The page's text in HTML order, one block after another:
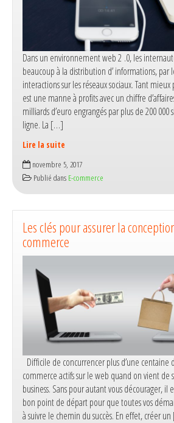
Dans un environnement web 2 .0, les
beaucoup à la distribution d’ informations, par
interactions sur les réseaux sociaux. Tant
est une manne à profits avec un chiffre
milliards d’euro engrangés par plus de 200 000
ligne. La […]
Lire la suite
Gestion
d’e-
commerce :
pourquoi
renforcer
la
communication
digitale ?
novembre 5, 2017
Publié dans E-commerce
Les clés pour assurer la
commerce
Difficile de concurrencer plus d’une centaine
commerce actifs sur le web quand on vient de
business. Sans pour autant vous décourager, il
bon point de départ pour que toutes vos
à suivre le chemin du succès. En effet, créer